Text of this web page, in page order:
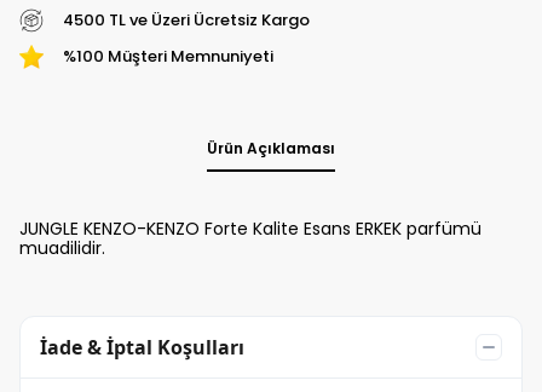
4500 TL ve Üzeri Ücretsiz Kargo
%100 Müşteri Memnuniyeti
Ürün Açıklaması
JUNGLE KENZO-KENZO Forte Kalite Esans ERKEK parfümü
muadilidir.
İade & İptal Koşulları